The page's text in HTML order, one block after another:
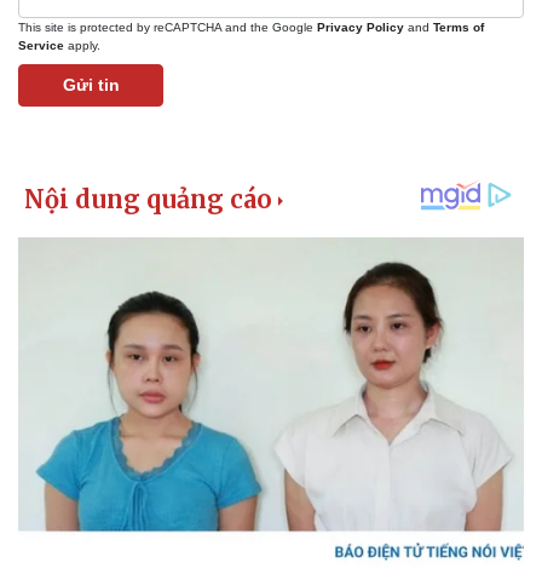
This site is protected by reCAPTCHA and the Google Privacy Policy and Terms of
Service apply.
Gửi tin